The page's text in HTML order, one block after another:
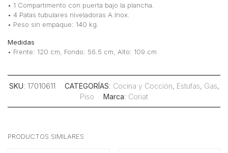
• 1 Compartimento con puerta bajo la plancha.
• 4 Patas tubulares niveladoras A.Inox.
• Peso sin empaque: 140 kg.
Medidas
• Frente: 120 cm, Fondo: 56.5 cm, Alto: 109 cm
SKU: 17010611 CATEGORÍAS: Cocina y Cocción, Estufas, Gas,
Piso
Marca: Coriat
PRODUCTOS SIMILARES